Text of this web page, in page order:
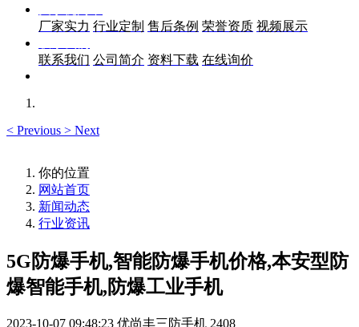
厂家实力 行业定制 售后条例 荣誉资质 视频展示
联系我们 公司简介 资料下载 在线询价
< Previous > Next
你的位置
网站首页
新闻动态
行业资讯
5G防爆手机,智能防爆手机价格,本安型防
爆智能手机,防爆工业手机
2023-10-07 09:48:23 优尚丰三防手机 2408